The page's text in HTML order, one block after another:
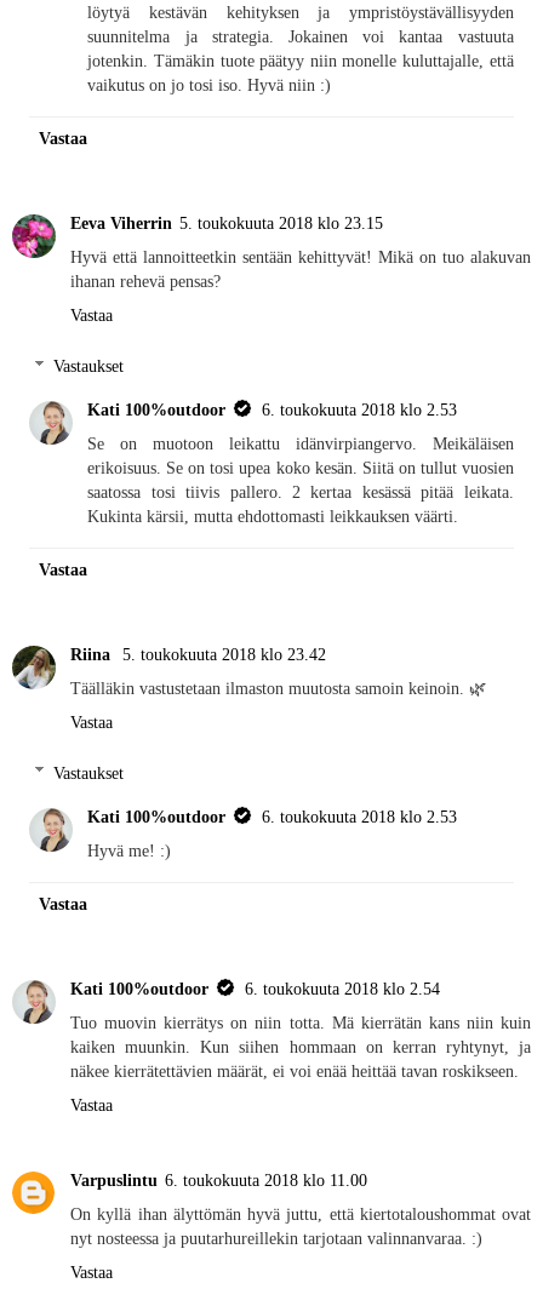
löytyä kestävän kehityksen ja ympristöystävällisyyden
suunnitelma ja strategia. Jokainen voi kantaa vastuuta
jotenkin. Tämäkin tuote päätyy niin monelle kuluttajalle, että
vaikutus on jo tosi iso. Hyvä niin :)
Vastaa
Eeva Viherrin 5. toukokuuta 2018 klo 23.15
Hyvä että lannoitteetkin sentään kehittyvät! Mikä on tuo alakuvan
ihanan rehevä pensas?
Vastaa
Vastaukset
Kati 100%outdoor
6. toukokuuta 2018 klo 2.53
Se on muotoon leikattu idänvirpiangervo. Meikäläisen
erikoisuus. Se on tosi upea koko kesän. Siitä on tullut vuosien
saatossa tosi tiivis pallero. 2 kertaa kesässä pitää leikata.
Kukinta kärsii, mutta ehdottomasti leikkauksen väärti.
Vastaa
Riina
5. toukokuuta 2018 klo 23.42
Täälläkin vastustetaan ilmaston muutosta samoin keinoin. 🌿
Vastaa
Vastaukset
Kati 100%outdoor
6. toukokuuta 2018 klo 2.53
Hyvä me! :)
Vastaa
Kati 100%outdoor
6. toukokuuta 2018 klo 2.54
Tuo muovin kierrätys on niin totta. Mä kierrätän kans niin kuin
kaiken muunkin. Kun siihen hommaan on kerran ryhtynyt, ja
näkee kierrätettävien määrät, ei voi enää heittää tavan roskikseen.
Vastaa
Varpuslintu 6. toukokuuta 2018 klo 11.00
On kyllä ihan älyttömän hyvä juttu, että kiertotaloushommat ovat
nyt nosteessa ja puutarhureillekin tarjotaan valinnanvaraa. :)
Vastaa